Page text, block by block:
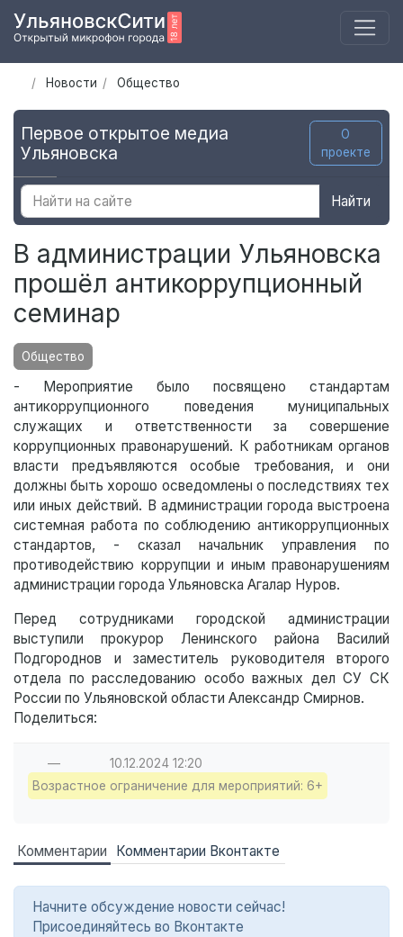
Новости Общество
Первое открытое медиа
Ульяновска
О
проекте
Найти
В администрации Ульяновска
прошёл антикоррупционный
семинар
Общество
- Мероприятие было посвящено стандартам
антикоррупционного поведения муниципальных
служащих и ответственности за совершение
коррупционных правонарушений. К работникам органов
власти предъявляются особые требования, и они
должны быть хорошо осведомлены о последствиях тех
или иных действий. В администрации города выстроена
системная работа по соблюдению антикоррупционных
стандартов, - сказал начальник управления по
противодействию коррупции и иным правонарушениям
администрации города Ульяновска Агалар Нуров.
Перед сотрудниками городской администрации
выступили прокурор Ленинского района Василий
Подгороднов и заместитель руководителя второго
отдела по расследованию особо важных дел СУ СК
России по Ульяновской области Александр Смирнов.
Поделиться:
— 10.12.2024 12:20
Возрастное ограничение для мероприятий: 6+
Комментарии Комментарии Вконтакте
Начните обсуждение новости сейчас!
Присоединяйтесь во Вконтакте